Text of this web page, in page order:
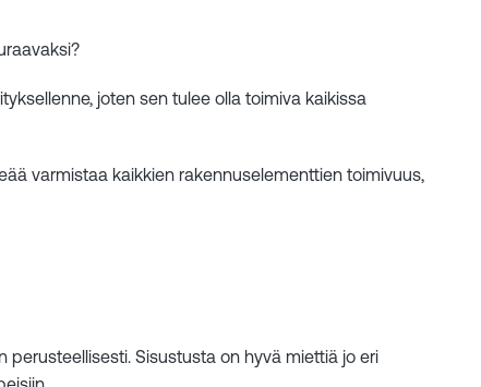
joten sen tulee olla toimiva kaikissa
varmistaa kaikkien rakennuselementtien toimivuus,
Sisustusta on hyvä miettiä jo eri